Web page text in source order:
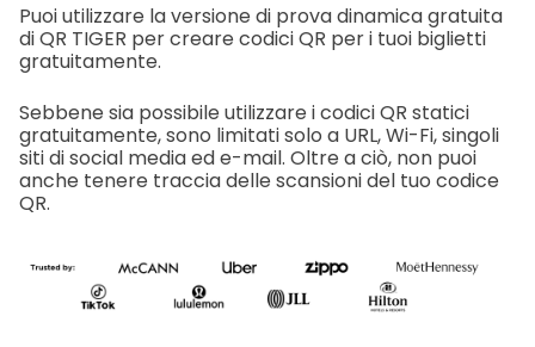
Puoi utilizzare la versione di prova dinamica gratuita
di QR TIGER per creare codici QR per i tuoi biglietti
gratuitamente.
Sebbene sia possibile utilizzare i codici QR statici
gratuitamente, sono limitati solo a URL, Wi-Fi, singoli
siti di social media ed e-mail. Oltre a ciò, non puoi
anche tenere traccia delle scansioni del tuo codice
QR.